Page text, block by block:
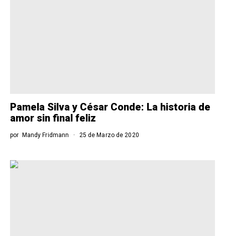
Pamela Silva y César Conde: La historia de
amor sin final feliz
por Mandy Fridmann 25 de Marzo de 2020